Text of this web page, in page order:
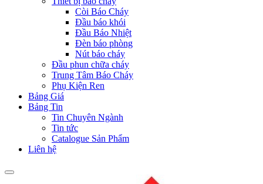
Còi Báo Cháy
Đầu báo khói
Đầu Báo Nhiệt
Đèn báo phòng
Nút báo cháy
Đầu phun chữa cháy
Trung Tâm Báo Cháy
Phụ Kiện Ren
Bảng Giá
Bảng Tin
Tin Chuyên Ngành
Tin tức
Catalogue Sản Phẩm
Liên hệ